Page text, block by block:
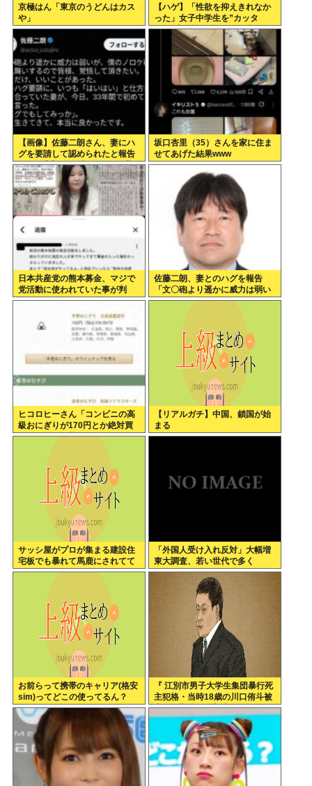
京極はん「東京のうどんはカス
や」
【ハゲ】「性欲を抑えきれなか
った」女子中学生を”カッタ
ー”で脅し性的暴行か 56歳の男
逮捕 千葉
【画像】佐藤二朗さん、妻にハ
グを要請して認められたと報告
→X民「妻には確認するのに共
演者にはなぜアドリブなの？」
坂口杏里（35）さんを家に住ま
せてあげた結果www
日本共産党の熊本募金、マジで
党活動に使われていた事が判
明…
佐藤二朗、妻とのハグを報告
「文〇砲より遥かに威力は弱い
が、僕のノロケ砲をお見舞いす
ヒコロヒーさん「コンビニの高
級おにぎりが170円とか絶対買
わない」とか薄すぎるトークを
【リアルガチ】中国、鎖国が始
まる
サッシ屋がプロが集まる建設住
宅板でも暴れて馬鹿にされてて
ワロタw
「外国人受け入れ反対」大幅増
東大調査、若い世代で多く
お前らって携帯のキャリア(格安
sim)ってどこの使ってるん？
『 江別市男子大学生集団暴行死
主犯格・当時18歳の川口侑斗被
告に無期懲役の判決』 昨日この
スレ立ってた？